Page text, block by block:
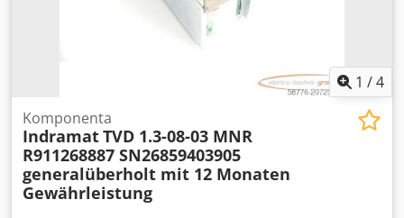
1 /4
Komponenta
IndramatTVD 1.3-08-03 MNR
R911268887 SN26859403905
generalüberholt mit 12 Monaten
Gewährleistung